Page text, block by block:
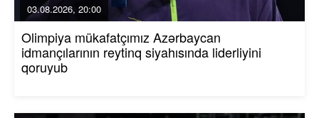
03.08.2026, 20:00
Olimpiya mükafatçımız Azərbaycan
idmançılarının reytinq siyahısında liderliyini
qoruyub